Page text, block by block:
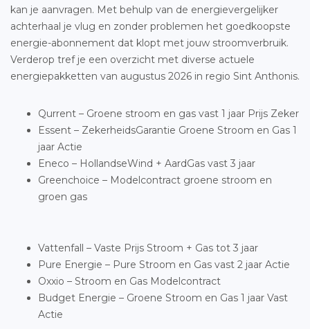
kan je aanvragen. Met behulp van de energievergelijker
achterhaal je vlug en zonder problemen het goedkoopste
energie-abonnement dat klopt met jouw stroomverbruik.
Verderop tref je een overzicht met diverse actuele
energiepakketten van augustus 2026 in regio Sint Anthonis.
Qurrent – Groene stroom en gas vast 1 jaar Prijs Zeker
Essent – ZekerheidsGarantie Groene Stroom en Gas 1
jaar Actie
Eneco – HollandseWind + AardGas vast 3 jaar
Greenchoice – Modelcontract groene stroom en
groen gas
Vattenfall – Vaste Prijs Stroom + Gas tot 3 jaar
Pure Energie – Pure Stroom en Gas vast 2 jaar Actie
Oxxio – Stroom en Gas Modelcontract
Budget Energie – Groene Stroom en Gas 1 jaar Vast
Actie